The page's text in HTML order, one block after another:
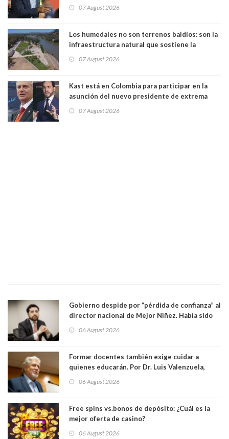
07 August 2026
Los humedales no son terrenos baldíos: son la
infraestructura natural que sostiene la
07 August 2026
Kast está en Colombia para participar en la
asunción del nuevo presidente de extrema
07 August 2026
Gobierno despide por “pérdida de confianza” al
director nacional de Mejor Niñez. Había sido
06 August 2026
Formar docentes también exige cuidar a
quienes educarán. Por Dr. Luis Valenzuela,
Académicos U. Católica Silva Henríquez
06 August 2026
Free spins vs.bonos de depósito: ¿Cuál es la
mejor oferta de casino?
06 August 2026